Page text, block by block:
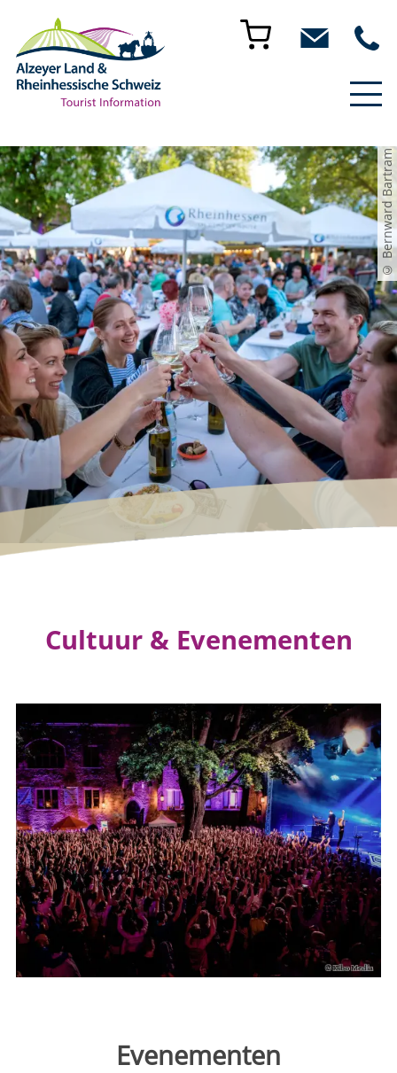
© Bernward Bartram
Cultuur & Evenementen
Evenementen